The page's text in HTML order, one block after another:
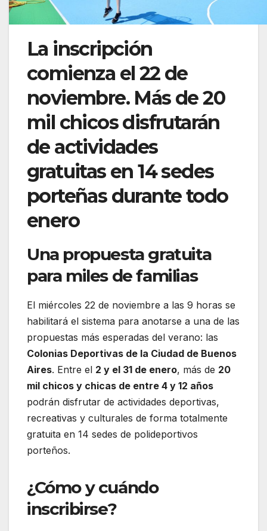
La inscripción
comienza el 22 de
noviembre. Más de 20
mil chicos disfrutarán
de actividades
gratuitas en 14 sedes
porteñas durante todo
enero
Una propuesta gratuita
para miles de familias
El miércoles 22 de noviembre a las 9 horas se
habilitará el sistema para anotarse a una de las
propuestas más esperadas del verano: las
Colonias Deportivas de la Ciudad de Buenos
Aires. Entre el 2 y el 31 de enero, más de 20
mil chicos y chicas de entre 4 y 12 años
podrán disfrutar de actividades deportivas,
recreativas y culturales de forma totalmente
gratuita en 14 sedes de polideportivos
porteños.
¿Cómo y cuándo
inscribirse?